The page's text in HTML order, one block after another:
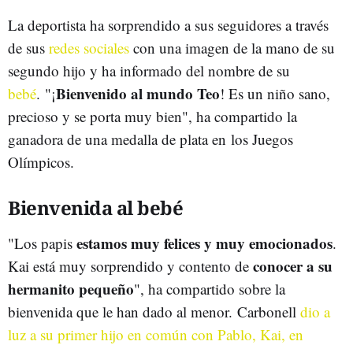
La deportista ha sorprendido a sus seguidores a través
de sus redes sociales con una imagen de la mano de su
segundo hijo y ha informado del nombre de su
bebé. "¡Bienvenido al mundo Teo! Es un niño sano,
precioso y se porta muy bien", ha compartido la
ganadora de una medalla de plata en los Juegos
Olímpicos.
Bienvenida al bebé
"Los papis estamos muy felices y muy emocionados.
Kai está muy sorprendido y contento de conocer a su
hermanito pequeño", ha compartido sobre la
bienvenida que le han dado al menor. Carbonell dio a
luz a su primer hijo en común con Pablo, Kai, en